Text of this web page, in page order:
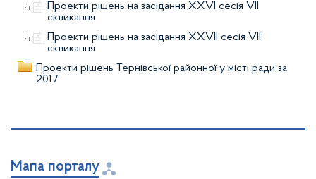
Проекти рішень на засідання XХVІ сесія VІІ
скликання
Проекти рішень на засідання XХVІІ сесія VІІ
скликання
Проекти рішень Тернівської районної у місті ради за
2017
Мапа порталу